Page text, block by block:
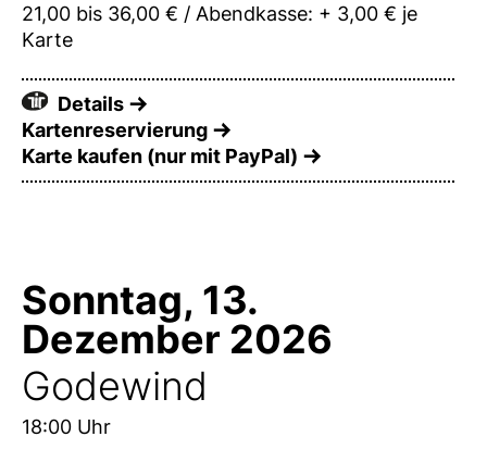
21,00 bis 36,00 € / Abendkasse: + 3,00 € je
Karte
Details
Kartenreservierung
Karte kaufen (nur mit PayPal)
Sonntag, 13.
Dezember 2026
Godewind
18:00 Uhr